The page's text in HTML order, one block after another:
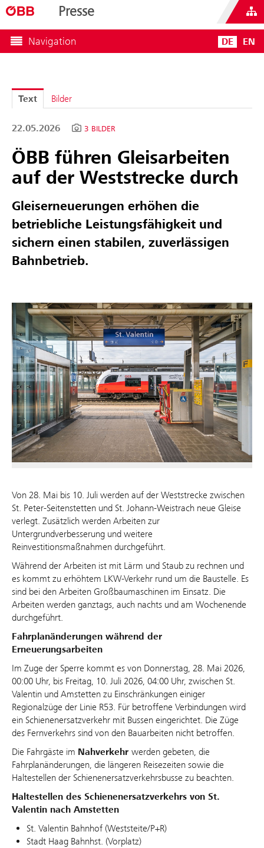
Presse
Navigation DE EN
Text Bilder
22.05.2026 3 BILDER
ÖBB führen Gleisarbeiten
auf der Weststrecke durch
Gleiserneuerungen erhöhen die
betriebliche Leistungsfähigkeit und
sichern einen stabilen, zuverlässigen
Bahnbetrieb.
Von 28. Mai bis 10. Juli werden auf der Weststrecke zwischen
St. Peter-Seitenstetten und St. Johann-Weistrach neue Gleise
verlegt. Zusätzlich werden Arbeiten zur
Untergrundverbesserung und weitere
Reinvestitionsmaßnahmen durchgeführt.
Während der Arbeiten ist mit Lärm und Staub zu rechnen und
es kommt zu erhöhtem LKW-Verkehr rund um die Baustelle. Es
sind bei den Arbeiten Großbaumaschinen im Einsatz. Die
Arbeiten werden ganztags, auch nachts und am Wochenende
durchgeführt.
Fahrplanänderungen während der
Erneuerungsarbeiten
Im Zuge der Sperre kommt es von Donnerstag, 28. Mai 2026,
00:00 Uhr, bis Freitag, 10. Juli 2026, 04:00 Uhr, zwischen St.
Valentin und Amstetten zu Einschränkungen einiger
Regionalzüge der Linie R53. Für betroffene Verbindungen wird
ein Schienenersatzverkehr mit Bussen eingerichtet. Die Züge
des Fernverkehrs sind von den Bauarbeiten nicht betroffen.
Die Fahrgäste im Nahverkehr werden gebeten, die
Fahrplanänderungen, die längeren Reisezeiten sowie die
Haltestellen der Schienenersatzverkehrsbusse zu beachten.
Haltestellen des Schienenersatzverkehrs von St.
Valentin nach Amstetten
St. Valentin Bahnhof (Weststeite/P+R)
Stadt Haag Bahnhst. (Vorplatz)